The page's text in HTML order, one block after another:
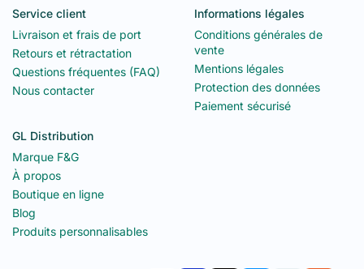
Service client
Livraison et frais de port
Retours et rétractation
Questions fréquentes (FAQ)
Nous contacter
Informations légales
Conditions générales de
vente
Mentions légales
Protection des données
Paiement sécurisé
GL Distribution
Marque F&G
À propos
Boutique en ligne
Blog
Produits personnalisables